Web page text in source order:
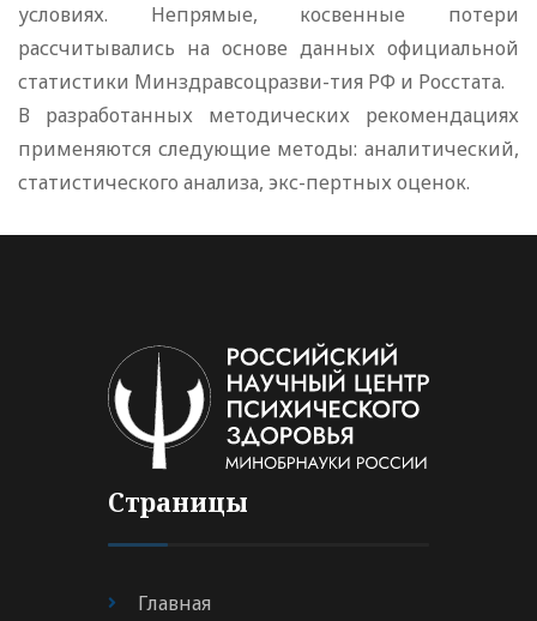
условиях. Непрямые, косвенные потери
рассчитывались на основе данных официальной
статистики Минздравсоцразви-тия РФ и Росстата.
В разработанных методических рекомендациях
применяются следующие методы: аналитический,
статистического анализа, экс-пертных оценок.
Страницы
Главная